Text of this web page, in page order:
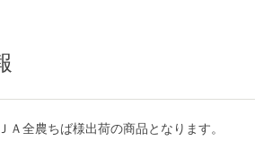
Ａ全農ちば様出荷の商品となります。